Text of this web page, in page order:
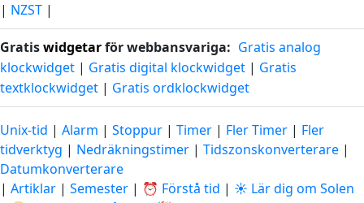
| NZST |
Gratiswidgetarför webbansvariga: Gratis analog
klockwidget | Gratis digital klockwidget | Gratis
textklockwidget | Gratis ordklockwidget
Unix-tid | Alarm | Stoppur | Timer | Fler Timer | Fler
tidverktyg | Nedräkningstimer | Tidszonskonverterare |
Datumkonverterare
| Artiklar | Semester | ⏰ Förstå tid | ☀️ Lär dig om Solen